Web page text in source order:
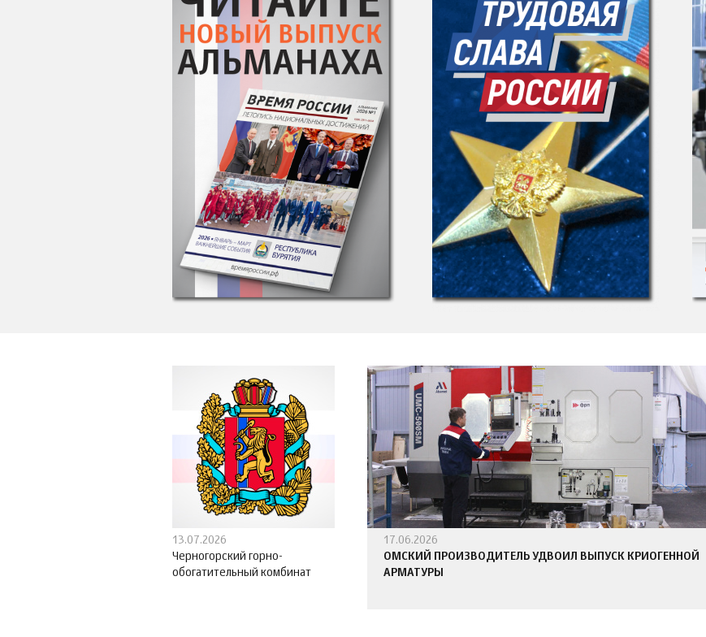
13.07.2026
Черногорский горно-
обогатительный комбинат
17.06.2026
ОМСКИЙ ПРОИЗВОДИТЕЛЬ УДВОИЛ ВЫПУСК КРИОГЕННОЙ
АРМАТУРЫ